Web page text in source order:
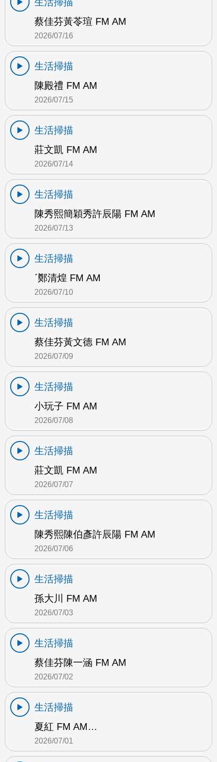
蔡佳芬黃苓瑄 FM AM
2026/07/16
生活掃描
陳殿禮 FM AM
2026/07/15
生活掃描
莊文凱 FM AM
2026/07/14
生活掃描
陳秀熙簡穎秀許辰陽 FM AM
2026/07/13
生活掃描
ˊ鄭清煌 FM AM
2026/07/10
生活掃描
蔡佳芬黃文德 FM AM
2026/07/09
生活掃描
小玩子 FM AM
2026/07/08
生活掃描
莊文凱 FM AM
2026/07/07
生活掃描
陳秀熙陳伯彥許辰陽 FM AM
2026/07/06
生活掃描
孫大川 FM AM
2026/07/03
生活掃描
蔡佳芬陳一涵 FM AM
2026/07/02
生活掃描
夏紅 FM AM…
2026/07/01